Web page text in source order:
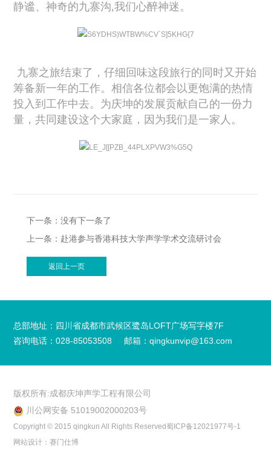
静谧、神奇的九寨沟,我们心醉神迷。
九寨之旅结束了，仔细回味这段旅行的同时又开始
筹备新一年的工作。相信各位都会以更饱满的热情
投入到工作中去。为庆坤的发展贡献自己的一份力
量，共同建设这个大家庭，因为我们是一家人。
下一条：没有下一条了
上一条：赴港参与香港科技大学声学学术交流研讨会
返回上一页
总部地址：四川省成都市武候区鹭岛LOFT广场写字楼7F
咨询电话：028-85053508
邮箱：qingkunvip@163.com
版权所有:成都庆坤声学工程有限公司
川公网安备 51019002000203号
Copyright © 2015 qingkun All Rights Reserved蜀ICP备12021977号-1
网站设计：赛门仕博